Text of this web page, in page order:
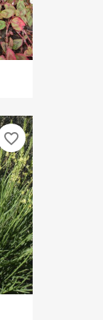
favorite_border